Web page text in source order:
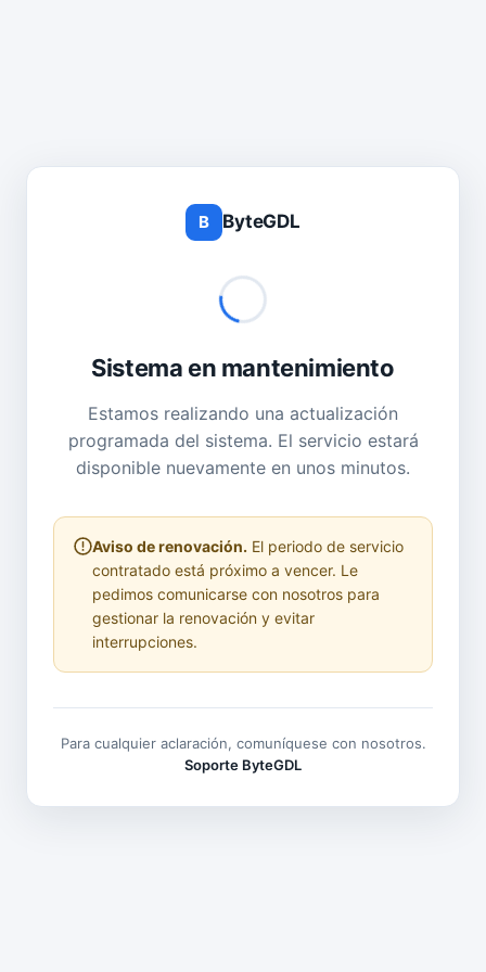
B ByteGDL
Sistema en mantenimiento
Estamos realizando una actualización
programada del sistema. El servicio estará
disponible nuevamente en unos minutos.
Aviso de renovación. El periodo de servicio
contratado está próximo a vencer. Le
pedimos comunicarse con nosotros para
gestionar la renovación y evitar
interrupciones.
Para cualquier aclaración, comuníquese con nosotros.
Soporte ByteGDL